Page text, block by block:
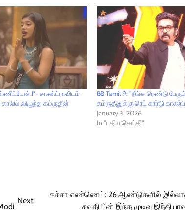
சாண்ட்ராவிடம்
காலில் விழுந்த கம்ருதீன்
BB Tamil 9: "நீங்க ரெண்டு
கம்ருதீனுக்கு ரெட் கார்டு
January 3, 2026
In "புதிய செய்தி"
Next:
கச்சா எண்ணெய்: 26 ஆண்டுகளில் இல்லாத
சவுதியின் இந்த முடிவு